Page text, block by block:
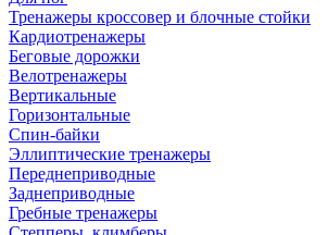
Тренажеры кроссовер и блочные стойки
Кардиотренажеры
Беговые дорожки
Велотренажеры
Вертикальные
Горизонтальные
Спин-байки
Эллиптические тренажеры
Переднеприводные
Заднеприводные
Гребные тренажеры